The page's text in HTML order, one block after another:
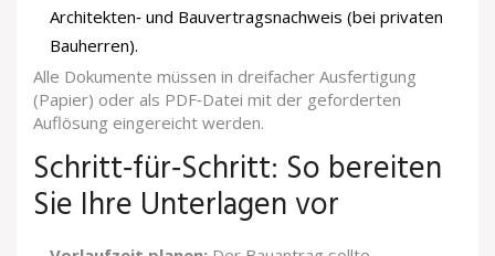
Architekten‑ und Bauvertragsnachweis (bei privaten
Bauherren).
Alle Dokumente müssen in dreifacher Ausfertigung
(Papier) oder als PDF‑Datei mit der geforderten
Auflösung eingereicht werden.
Schritt‑für‑Schritt: So bereiten
Sie Ihre Unterlagen vor